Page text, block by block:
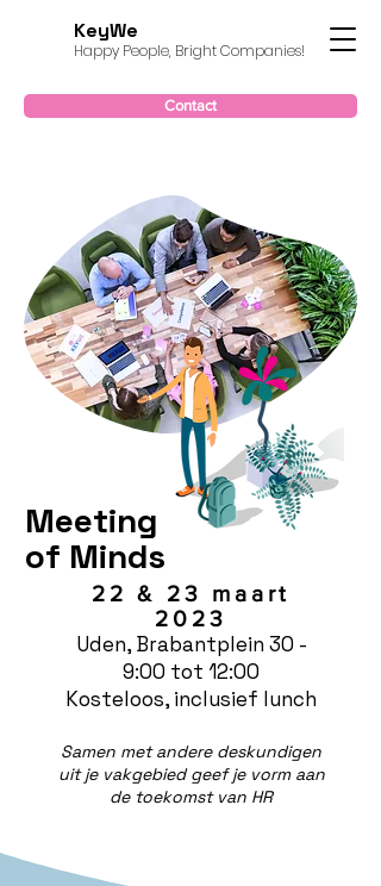
KeyWe
Happy People, Bright Companies!
Contact
Meeting
of Minds
22 & 23 maart
20 23
Uden, Brabantplein 30 -
9:00 tot 12:00
Kosteloos, inclusief lunch
Samen met andere deskundigen
uit je vakgebied geef je vorm aan
de toekomst van HR